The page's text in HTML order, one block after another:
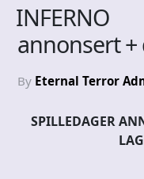
annonsert
By Eternal Terror
SPILLEDAGER